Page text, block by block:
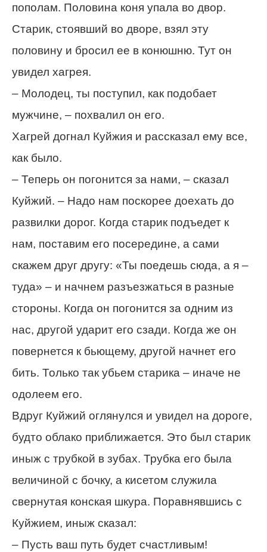
пополам. Половина коня упала во двор.
Старик, стоявший во дворе, взял эту
половину и бросил ее в конюшню. Тут он
увидел хагрея.
– Молодец, ты поступил, как подобает
мужчине, – похвалил он его.
Хагрей догнал Куйжия и рассказал ему все,
как было.
– Теперь он погонится за нами, – сказал
Куйжий. – Надо нам поскорее доехать до
развилки дорог. Когда старик подъедет к
нам, поставим его посередине, а сами
скажем друг другу: «Ты поедешь сюда, а я –
туда» – и начнем разъезжаться в разные
стороны. Когда он погонится за одним из
нас, другой ударит его сзади. Когда же он
повернется к бьющему, другой начнет его
бить. Только так убьем старика – иначе не
одолеем его.
Вдруг Куйжий оглянулся и увидел на дороге,
будто облако приближается. Это был старик
иныж с трубкой в зубах. Трубка его была
величиной с бочку, а кисетом служила
свернутая конская шкура. Поравнявшись с
Куйжием, иныж сказал:
– Пусть ваш путь будет счастливым!